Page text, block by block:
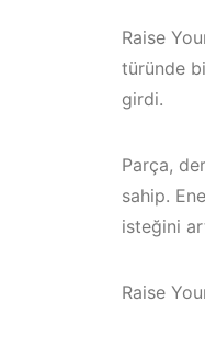
Raise
türünde
girdi.
Parça,
sahip.
isteğini
Raise